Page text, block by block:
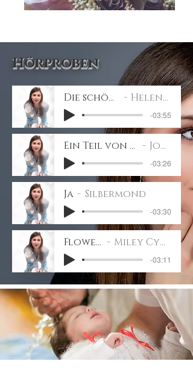
Hörproben
Die schönste Reise Helene Fischer
-03:55
Ein Teil von meinem Herzen Jonathan
-03:26
Ja Silbermond
-03:30
Flowers Miley Cyrus
-03:11